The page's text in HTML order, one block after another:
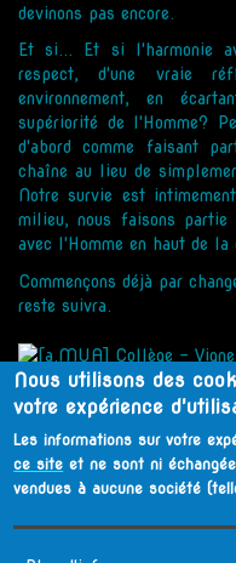
devinons pas encore.
Et si... Et si l'harmonie
respect, d'une vraie
environnement, en
supériorité de l'Homme?
d'abord comme faisant
chaîne au lieu de
Notre survie est
milieu, nous faisons partie
avec l'Homme en haut de
Commençons déjà par
reste suivra.
Nous utilisons des
votre expérience
Les informations sur votre
ce site et ne sont ni
vendues à aucune société